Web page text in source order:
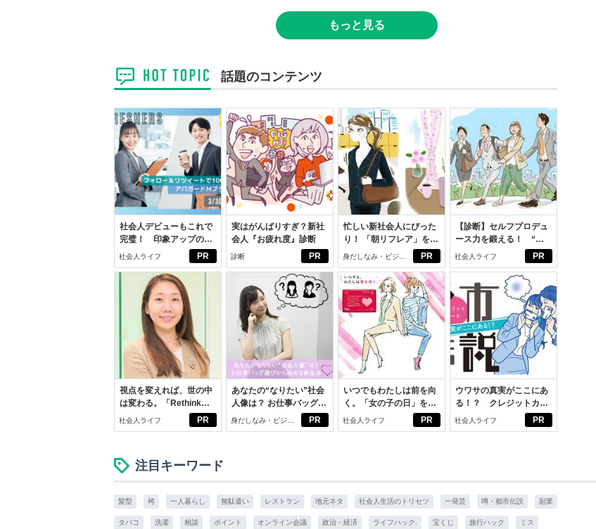
もっと見る
話題のコンテンツ
PR
社会人デビューもこれで
完璧！ 印象アップのセ
ルフプロデュース術
社会人ライフ PR
実はがんばりすぎ？新社
会人『お疲れ度』診断
診断 PR
忙しい新社会人にぴった
り！ 「朝リフレア」をは
じめよう。しっかりニオ
イケアして24時間快適。
身だしなみ・ビジネ
スアイテム
PR
【診断】セルフプロデュ
ース力を鍛える！ “ジ
ブン観”診断
社会人ライフ
PR
視点を変えれば、世の中
は変わる。「Rethink
PROJECT」がつたえた
社会人ライフ PR
あなたの“なりたい”社会
人像は？ お仕事バッグ選
びから始める新生活
身だしなみ・ビジネ
スアイテム
PR
いつでもわたしは前を向
く。「女の子の日」を前
向きに♪社会人エリ・大
社会人ライフ PR
ウワサの真実がここにあ
る！？ クレジットカー
ドの都市伝説
社会人ライフ
注目キーワード
髪型 袴 一人暮らし 無駄遣い レストラン 地元ネタ 社会人生活のトリセツ 一発芸 噂・都市伝説 副業
タバコ 洗濯 相談 ポイント オンライン会議 政治・経済 ライフハック. 宝くじ 旅行ハック ミス